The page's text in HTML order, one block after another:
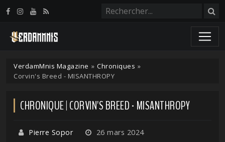
VerdamMnis Magazine » Chroniques »
Corvin's Breed - MISANTHROPY
CHRONIQUE | CORVIN'S BREED - MISANTHROPY
Pierre Sopor 26 mars 2024
Panneau de gestion des cookies